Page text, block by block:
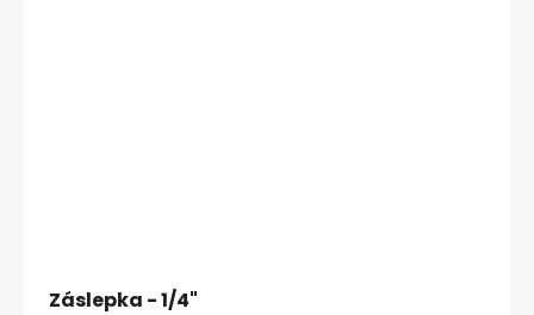
Záslepka - 1/4"